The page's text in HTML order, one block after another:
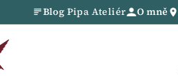
Blog Pipa Ateliér O mně